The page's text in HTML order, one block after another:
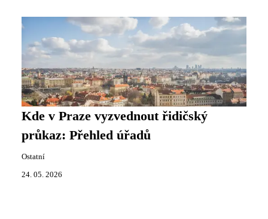
Kde v Praze vyzvednout řidičský
průkaz: Přehled úřadů
Ostatní
24. 05. 2026